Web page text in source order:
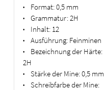
• Format:0,5 mm
• Grammatur:2H
• Inhalt: 12
• Ausführung: Feinminen
•
Bezeichnung der Härte:
2H
• Stärke der Mine:0,5 mm
•
Schreibfarbe der Mine: